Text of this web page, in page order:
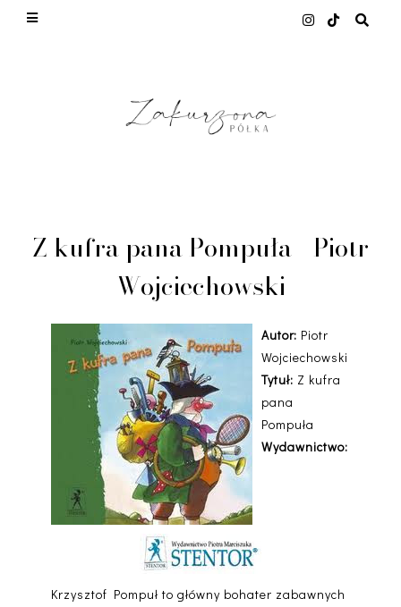
Z kufra pana Pompuła - Piotr
Wojciechowski
Autor: Piotr
Wojciechowski
Tytuł: Z kufra
pana
Pompuła
Wydawnictwo:
Krzysztof Pompuł to główny bohater zabawnych
This site uses cookies from Google to deliver its
quality of service, generate usage statistics, and
to detect and address abuse.
LEARN MORE